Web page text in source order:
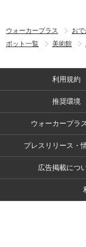
ウォーカープラス お
ポット一覧
美術館
利用規約
推奨環境
ウォーカープラ
プレスリリース・
広告掲載につ